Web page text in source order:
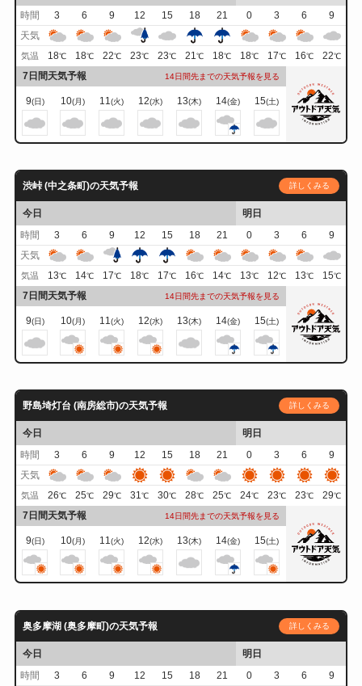
時間
3 6 9 12 15 18 21 0 3 6
9
天気
気温 18℃ 18℃ 22℃ 23℃ 23℃ 21℃ 18℃ 18℃ 17℃ 16℃ 22℃
7日間天気予報 14日間先までの天気予報を見る
9(日) 10(月) 11(火) 12(水) 13(木) 14(金) 15(土)
渋峠 (中之条町)の天気予報 詳しくみる
今日
明日
時間
3 6 9 12 15 18 21 0 3 6
9
天気
気温 13℃ 14℃ 17℃ 18℃ 17℃ 16℃ 14℃ 13℃ 12℃ 13℃ 15℃
7日間天気予報 14日間先までの天気予報を見る
9(日) 10(月) 11(火) 12(水) 13(木) 14(金) 15(土)
野島埼灯台 (南房総市)の天気予報 詳しくみる
今日
明日
時間
3 6 9 12 15 18 21 0 3 6
9
天気
気温 26℃ 25℃ 29℃ 31℃ 30℃ 28℃ 25℃ 24℃ 23℃ 23℃ 29℃
7日間天気予報 14日間先までの天気予報を見る
9(日) 10(月) 11(火) 12(水) 13(木) 14(金) 15(土)
奥多摩湖 (奥多摩町)の天気予報 詳しくみる
今日
明日
時間
3 6 9 12 15 18 21 0 3 6
9